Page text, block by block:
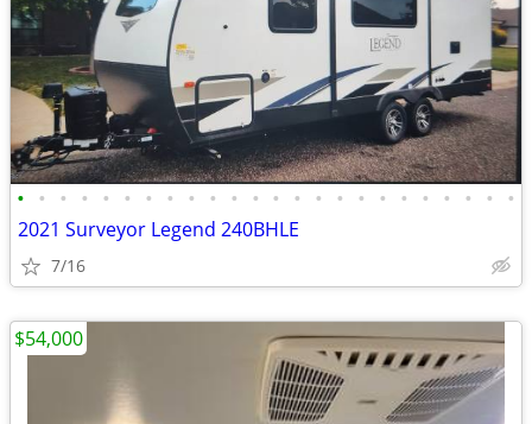
• • • • • • • • • • • • • • • • • • • • • • • •
2021 Surveyor Legend 240BHLE
7/16
$54,000